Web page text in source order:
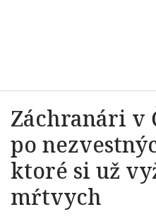
Záchranári v
po
ktoré si už
mŕtvych